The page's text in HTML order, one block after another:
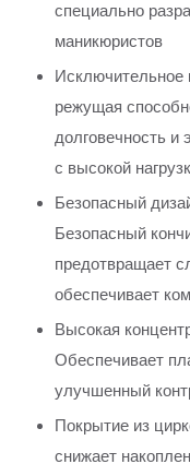
специально
маникюристов
Исключительное
режущая
долговечность
с высокой
Безопасный
Безопасный
предотвращает
обеспечивает
Высокая
Обеспечивает
улучшенный
Покрытие из
снижает